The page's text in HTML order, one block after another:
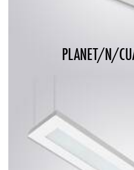
PLANET/N/